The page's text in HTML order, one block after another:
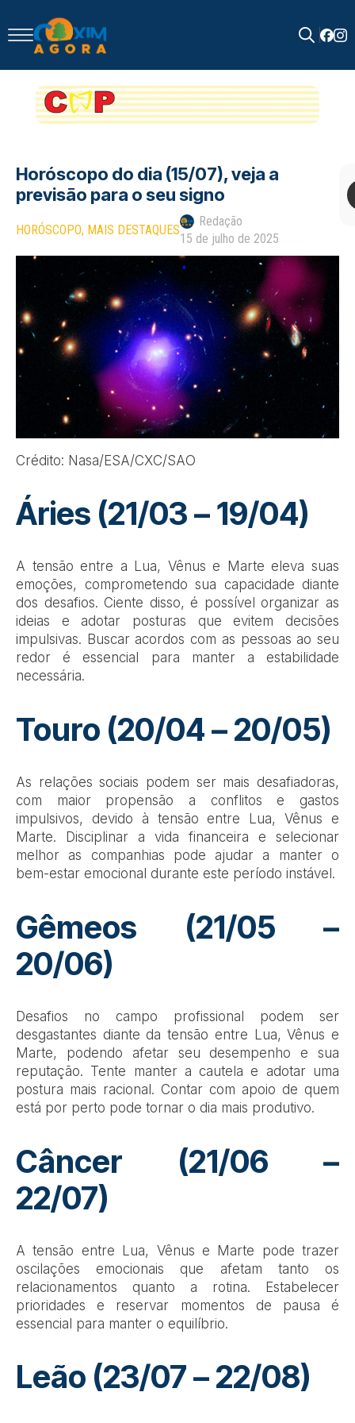
for:
Horóscopo do dia (15/07), veja a
previsāo para o seu signo
HORÓSCOPO MAIS DESTAQUES
Redação
15 de julho de 2025
Crédito: Nasa/ESA/CXC/SAO
Áries (21/03 – 19/04)
A tensão entre a Lua, Vênus e Marte eleva suas
emoções, comprometendo sua capacidade diante
dos desafios. Ciente disso, é possível organizar as
ideias e adotar posturas que evitem decisões
impulsivas. Buscar acordos com as pessoas ao seu
redor é essencial para manter a estabilidade
necessária.
Touro (20/04 – 20/05)
As relações sociais podem ser mais desafiadoras,
com maior propensão a conflitos e gastos
impulsivos, devido à tensão entre Lua, Vênus e
Marte. Disciplinar a vida financeira e selecionar
melhor as companhias pode ajudar a manter o
bem-estar emocional durante este período instável.
Gêmeos (21/05 –
20/06)
Desafios no campo profissional podem ser
desgastantes diante da tensão entre Lua, Vênus e
Marte, podendo afetar seu desempenho e sua
reputação. Tente manter a cautela e adotar uma
postura mais racional. Contar com apoio de quem
está por perto pode tornar o dia mais produtivo.
Câncer (21/06 –
22/07)
A tensão entre Lua, Vênus e Marte pode trazer
oscilações emocionais que afetam tanto os
relacionamentos quanto a rotina. Estabelecer
prioridades e reservar momentos de pausa é
essencial para manter o equilíbrio.
Leão (23/07 – 22/08)